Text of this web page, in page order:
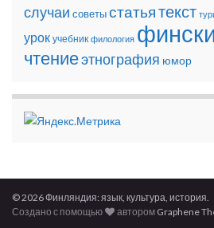
случаи советыстатьятекст
урок учебник филология
чтениеэтнография юмор
© 2026 Финляндия: язык, культура, история.
Создано с помощью
автором Graphene